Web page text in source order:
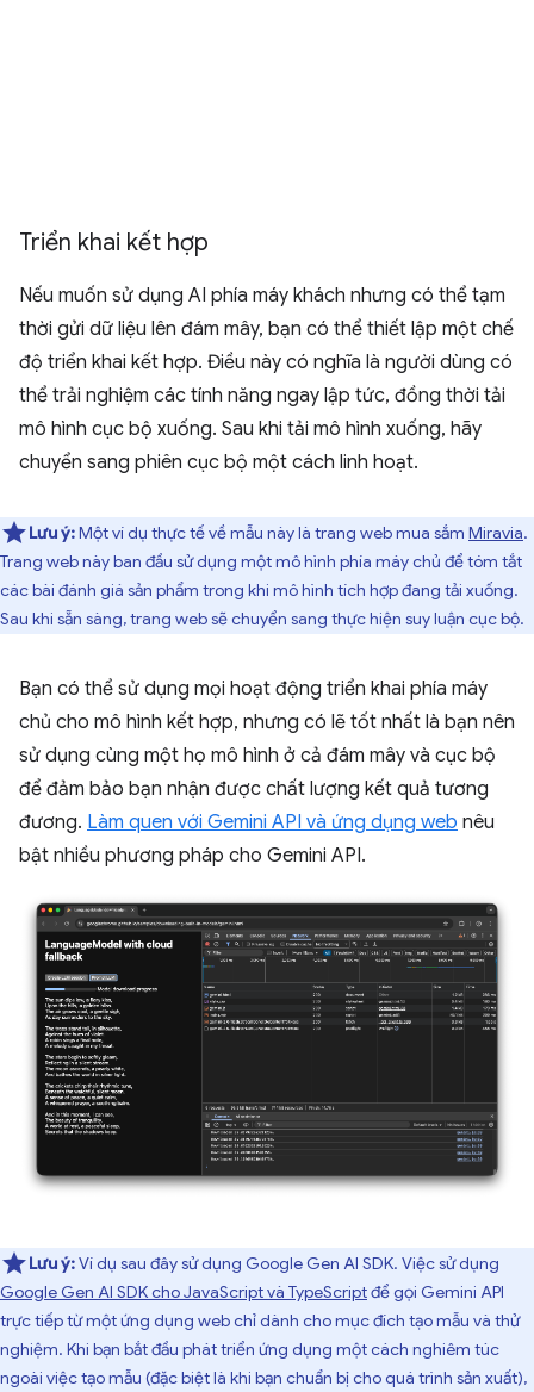
Triển khai kết hợp
Nếu muốn sử dụng AI phía máy khách nhưng có thể tạm
thời gửi dữ liệu lên đám mây, bạn có thể thiết lập một chế
độ triển khai kết hợp. Điều này có nghĩa là người dùng có
thể trải nghiệm các tính năng ngay lập tức, đồng thời tải
mô hình cục bộ xuống. Sau khi tải mô hình xuống, hãy
chuyển sang phiên cục bộ một cách linh hoạt.
Lưu ý:Một ví dụ thực tế về mẫu này là trang web mua sắm Miravia.
Trang web này ban đầu sử dụng một mô hình phía máy chủ để tóm tắt
các bài đánh giá sản phẩm trong khi mô hình tích hợp đang tải xuống.
Sau khi sẵn sàng, trang web sẽ chuyển sang thực hiện suy luận cục bộ.
Bạn có thể sử dụng mọi hoạt động triển khai phía máy
chủ cho mô hình kết hợp, nhưng có lẽ tốt nhất là bạn nên
sử dụng cùng một họ mô hình ở cả đám mây và cục bộ
để đảm bảo bạn nhận được chất lượng kết quả tương
đương. Làm quen với Gemini API và ứng dụng web nêu
bật nhiều phương pháp cho Gemini API.
Lưu ý:Ví dụ sau đây sử dụng Google Gen AI SDK. Việc sử dụng
Google Gen AI SDK cho JavaScript và TypeScriptđể gọi Gemini API
trực tiếp từ một ứng dụng web chỉ dành cho mục đích tạo mẫu và thử
nghiệm. Khi bạn bắt đầu phát triển ứng dụng một cách nghiêm túc
ngoài việc tạo mẫu (đặc biệt là khi bạn chuẩn bị cho quá trình sản xuất),